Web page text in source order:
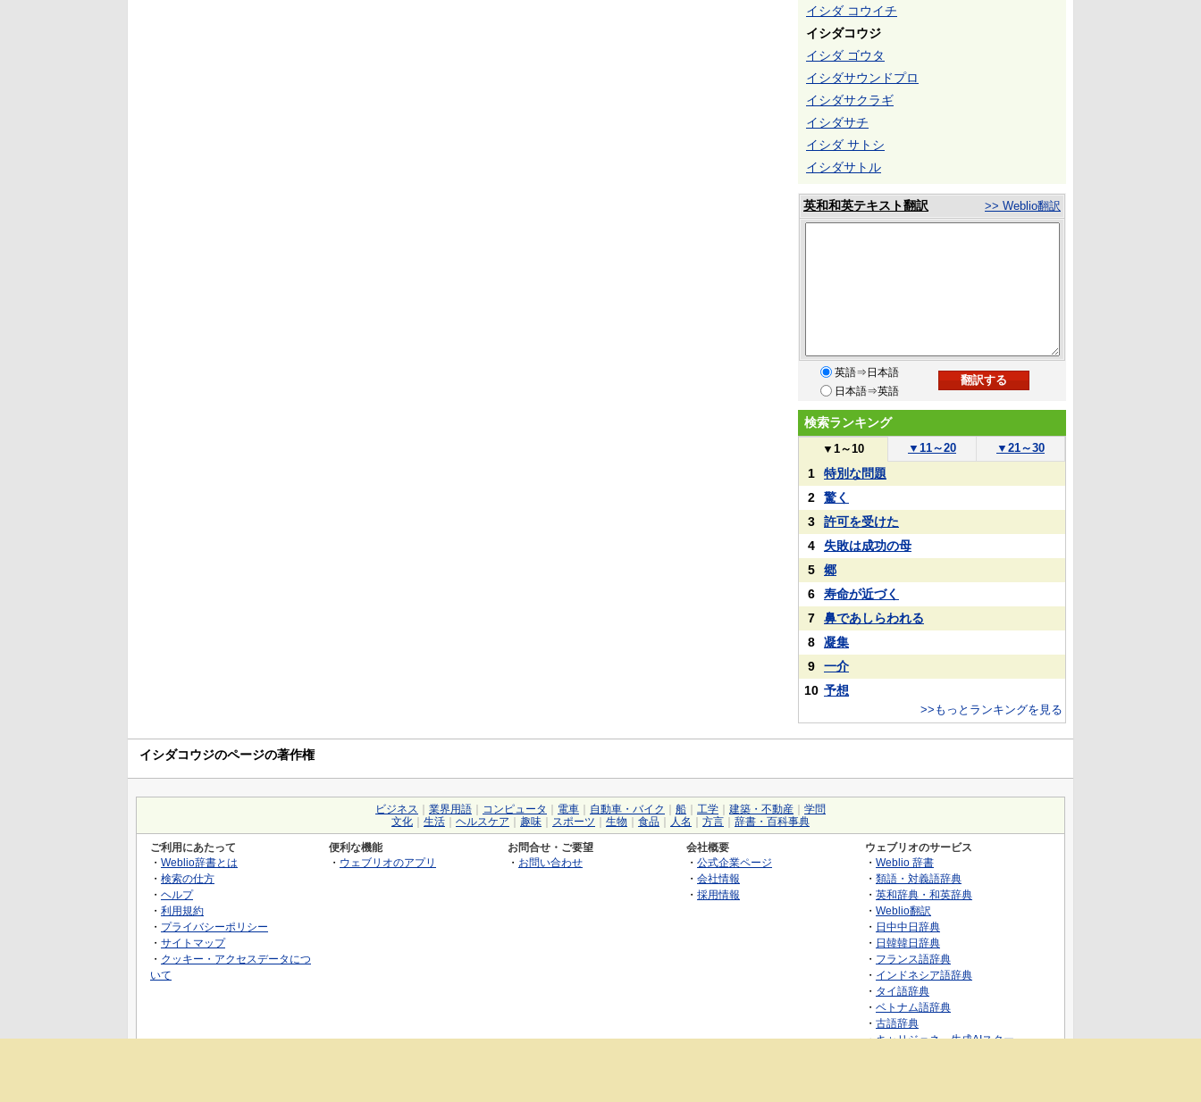
イシダ コウイチ
イシダコウジ
イシダ ゴウタ
イシダサウンドプロ
イシダサクラギ
イシダサチ
イシダ サトシ
イシダサトル
英和和英テキスト翻訳 >> Weblio翻訳
英語⇒日本語
日本語⇒英語
検索ランキング
▼ 1～10 ▼ 11～20 ▼ 21～30
1
特別な問題
2
驚く
3
許可を受けた
4
失敗は成功の母
5
郷
6
寿命が近づく
7
鼻であしらわれる
8
凝集
9
一介
10 予想
>>もっとランキングを見る
イシダコウジのページの著作権
ビジネス 業界用語 コンピュータ 電車 自動車・バイク 船 工学 建築・不動産
学問
文化
生活 ヘルスケア 趣味 スポーツ 生物 食品 人名 方言 辞書・百科事典
ご利用にあたって
・ Weblio辞書とは
・ 検索の仕方
・ ヘルプ
・ 利用規約
・ プライバシーポリシー
・ サイトマップ
・ クッキー・アクセスデータにつ
いて
便利な機能
・ ウェブリオのアプリ
お問合せ・ご要望
・ お問い合わせ
会社概要
・ 公式企業ページ
・ 会社情報
・ 採用情報
ウェブリオのサービス
・ Weblio 辞書
・ 類語・対義語辞典
・ 英和辞典・和英辞典
・ Weblio翻訳
・ 日中中日辞典
・ 日韓韓日辞典
・ フランス語辞典
・ インドネシア語辞典
・ タイ語辞典
・ ベトナム語辞典
・ 古語辞典
・キャリジェネ～生成AIスクー